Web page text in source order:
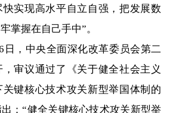
实现高水平自立自强，把发展数
掌握在自己手中”。
，中央全面深化改革委员会第二
审议通过了《关于健全社会主义
键核心技术攻关新型举国体制的
：“健全关键核心技术攻关新型举